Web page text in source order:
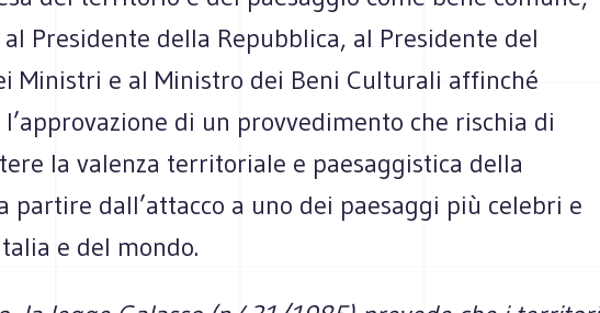
Presidente della Repubblica, al Presidente del
Ministri e al Ministro dei Beni Culturali affinché
di un provvedimento che rischia di
la valenza territoriale e paesaggistica della
partire dall’attacco a uno dei paesaggi più celebri e
e del mondo.